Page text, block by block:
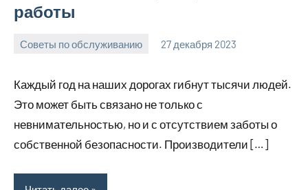
работы
Советы по обслуживанию 27 декабря 2023
Каждый год на наших дорогах гибнут тысячи людей.
Это может быть связано не только с
невнимательностью, но и с отсутствием заботы о
собственной безопасности. Производители […]